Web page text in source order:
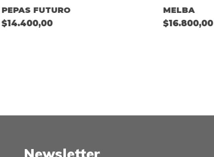
PEPAS FUTURO
$14.400,00
MELBA
$16.800,00